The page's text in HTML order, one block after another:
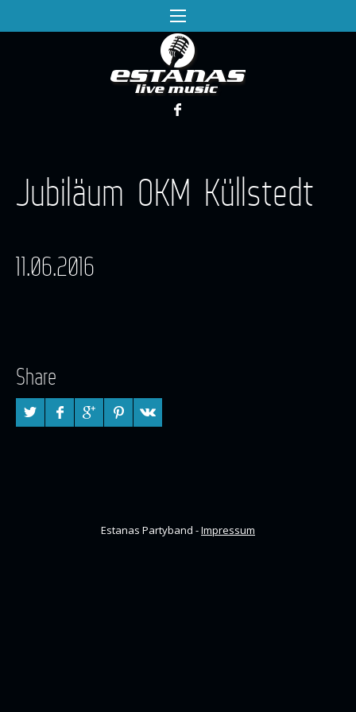
Jubiläum OKM Küllstedt
11.06.2016
Share
Estanas Partyband -Impressum